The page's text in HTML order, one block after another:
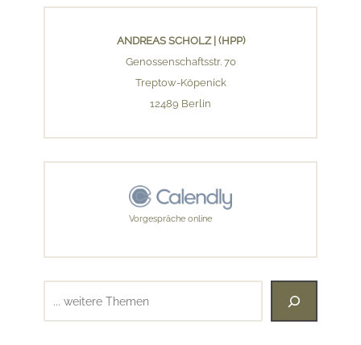
ANDREAS SCHOLZ | (HPP)
Genossenschaftsstr. 70
Treptow-Köpenick
12489 Berlin
Vorgespräche online